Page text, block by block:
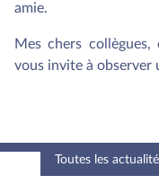
amie.
Mes chers collègues,
vous invite à observer
Toutes les